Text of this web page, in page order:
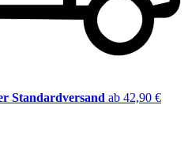
Standardversand ab 42,90 €